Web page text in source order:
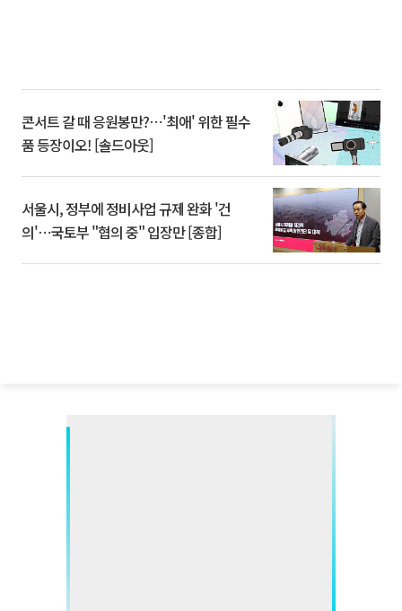
콘서트 갈 때 응원봉만?⋯'최애' 위한 필수
품 등장이오! [솔드아웃]
서울시, 정부에 정비사업 규제 완화 '건
의'⋯국토부 "협의 중" 입장만 [종합]